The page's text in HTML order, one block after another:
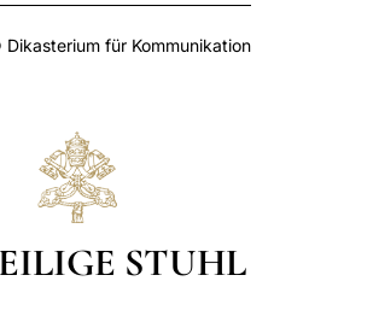
für Kommunikation
STUHL